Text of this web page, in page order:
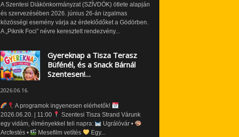
A Szentesi Diákönkormányzat (SZÍVDÖK) ötlete alapján
és szervezésében 2026. június 26-án izgalmas
közösségi esemény várja az érdeklődőket a Gödörben.
A „Piknik Foci” névre keresztelt rendezvény...
Gyereknap a Tisza Terasz
Büfénél, és a Snack Bárnál
Szentesen!…
2026.06.16.
A programok ingyenesen elérhetők!
2026.06.20. | 11:00
Szentesi Tisza Strand Várunk
egy vidám, élményekkel teli napra:
Ugrálóvár •
Arcfestés •
Mesefilm vetítés Egy...